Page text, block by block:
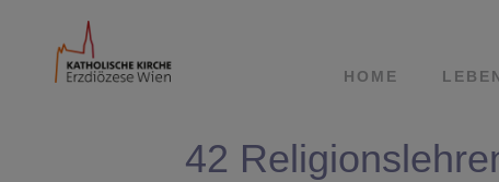
HOME
42